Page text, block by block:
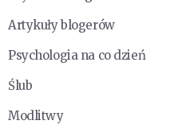
Artykuły blogerów
Psychologia na co dzień
Ślub
Modlitwy